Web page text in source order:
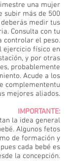
una mujer
subir más de 500
medir tus
Consulta con tu
controlar el peso.
ejercicio físico en
y por otras
probablemente
Acude a los
complemententu
mejores aliados.
IMPORTANTE:
la idea general
Algunos fetos
de formación y
cada bebé es
la concepción.